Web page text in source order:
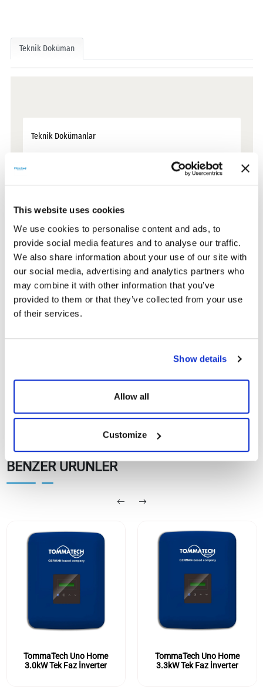
This website uses cookies
We use cookies to personalise content and ads, to
provide social media features and to analyse our traffic.
We also share information about your use of our site with
our social media, advertising and analytics partners who
may combine it with other information that you’ve
provided to them or that they’ve collected from your use
of their services.
Show details
Allow all
Customize
Teknik Doküman
Teknik Dokümanlar
CE Belgeleri
Garanti Dokümanları
Kullanım Kılavuzları
TommaTech 1.0-
BENZER ÜRÜNLER
TommaTech Uno Home
3.0kW Tek Faz İnverter
TommaTech Uno Home
3.3kW Tek Faz İnverter